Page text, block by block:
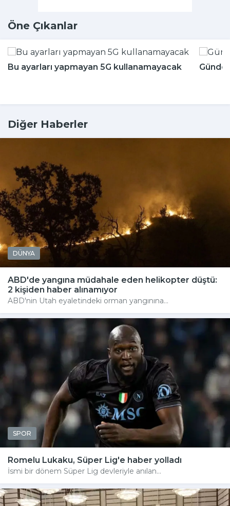
Öne Çıkanlar
Bu ayarları yapmayan 5G kullanamayacak Günde
Diğer Haberler
DÜNYA
ABD'de yangına müdahale eden helikopter düştü:
2 kişiden haber alınamıyor
ABD'nin Utah eyaletindeki orman yangınına...
SPOR
Romelu Lukaku, Süper Lig'e haber yolladı
İsmi bir dönem Süper Lig devleriyle anılan...